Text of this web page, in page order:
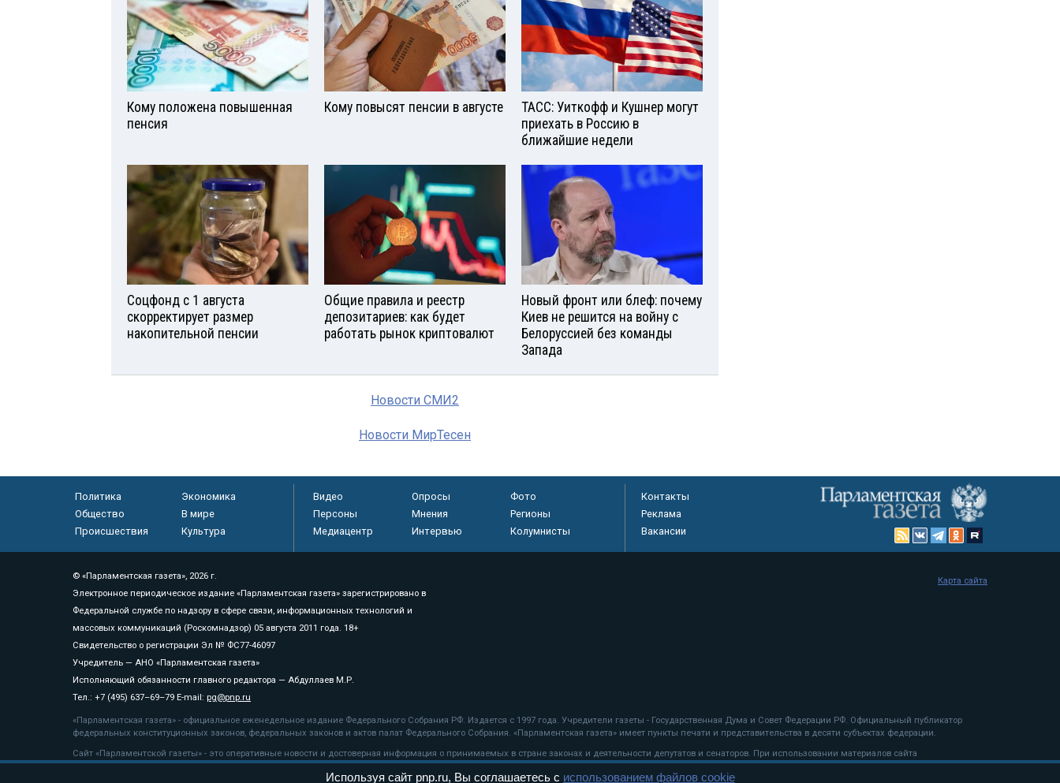
Кому положена повышенная
пенсия
Кому повысят пенсии в августе
ТАСС: Уиткофф и Кушнер могут
приехать в Россию в
ближайшие недели
Соцфонд с 1 августа
скорректирует размер
накопительной пенсии
Общие правила и реестр
депозитариев: как будет
работать рынок криптовалют
Новый фронт или блеф: почему
Киев не решится на войну с
Белоруссией без команды
Запада
Новости СМИ2
Новости МирТесен
Политика
Экономика
Общество
В мире
Происшествия
Культура
Видео Опросы
Фото
Персоны
Мнения
Регионы
Медиацентр
Интервью Колумнисты
Контакты
Реклама
Вакансии
© «Парламентская газета», 2026 г.
Электронное периодическое издание «Парламентская газета» зарегистрировано в
Федеральной службе по надзору в сфере связи, информационных технологий и
массовых коммуникаций (Роскомнадзор) 05 августа 2011 года. 18+
Свидетельство о регистрации Эл № ФС77-46097
Учредитель — АНО «Парламентская газета»
Исполняющий обязанности главного редактора — Абдуллаев М.Р.
Тел.: +7 (495) 637–69–79 E-mail: pg@pnp.ru
«Парламентская газета» - официальное еженедельное издание Федерального Собрания РФ. Издается с 1997 года. Учредители газеты - Государственная Дума и Совет Федерации РФ. Официальный публикатор
федеральных конституционных законов, федеральных законов и актов палат Федерального Собрания. «Парламентская газета» имеет пункты печати и представительства в десяти субъектах федерации.
Сайт «Парламентской газеты» - это оперативные новости и достоверная информация о принимаемых в стране законах и деятельности депутатов и сенаторов. При использовании материалов сайта
«Парламентской газеты» активная ссылка на pnp.ru обязательна.
Карта сайта
Используя сайт pnp.ru, Вы соглашаетесь с использованием файлов cookie